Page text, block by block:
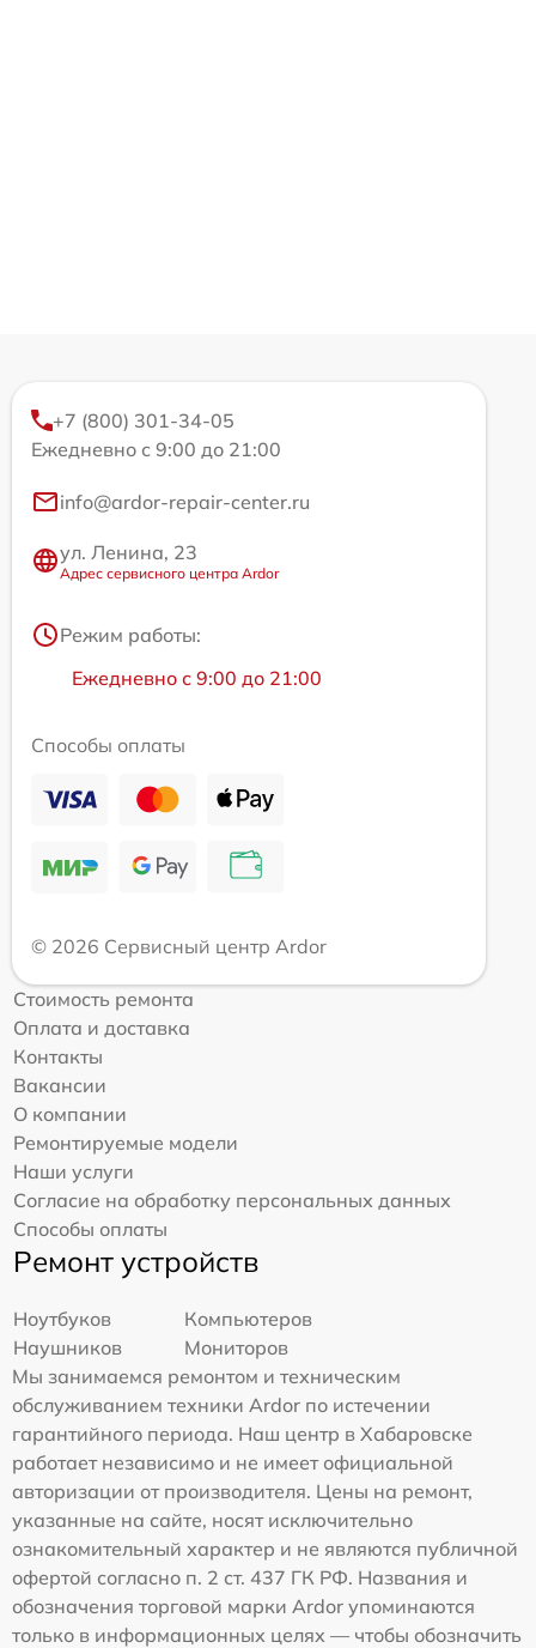
+7 (800) 301-34-05
Ежедневно с 9:00 до 21:00
info@ardor-repair-center.ru
ул. Ленина, 23
Адрес сервисного центра Ardor
Режим работы:
Ежедневно с 9:00 до 21:00
Способы оплаты
© 2026 Сервисный центр Ardor
Стоимость ремонта
Оплата и доставка
Контакты
Вакансии
О компании
Ремонтируемые модели
Наши услуги
Согласие на обработку персональных данных
Способы оплаты
Ремонт устройств
Ноутбуков
Компьютеров
Наушников
Мониторов
Мы занимаемся ремонтом и техническим
обслуживанием техники Ardor по истечении
гарантийного периода. Наш центр в Хабаровске
работает независимо и не имеет официальной
авторизации от производителя. Цены на ремонт,
указанные на сайте, носят исключительно
ознакомительный характер и не являются публичной
офертой согласно п. 2 ст. 437 ГК РФ. Названия и
обозначения торговой марки Ardor упоминаются
только в информационных целях — чтобы обозначить